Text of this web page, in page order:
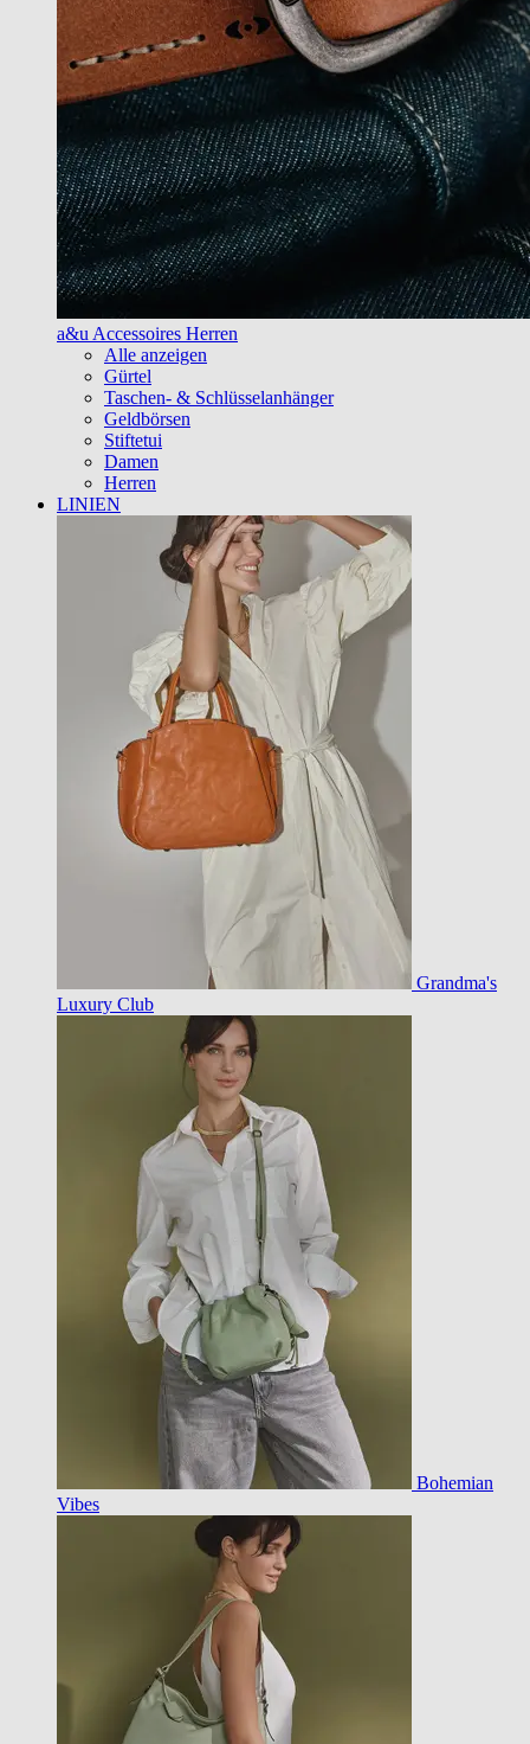
a&u Accessoires Herren
Alle anzeigen
Gürtel
Taschen- & Schlüsselanhänger
Geldbörsen
Stiftetui
Damen
Herren
LINIEN
Grandma's
Luxury Club
Bohemian
Vibes